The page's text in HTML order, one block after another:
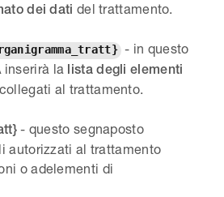
dei dati del trattamento.
- in questo
inserirà la lista degli elementi
collegati al trattamento.
- questo segnaposto
autorizzati al trattamento
o adelementi di